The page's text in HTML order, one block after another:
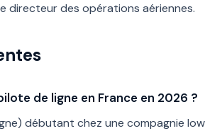
directeur des opérations aériennes.
de ligne en France en 2026 ?
débutant chez une compagnie